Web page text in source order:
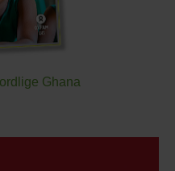
Ghana